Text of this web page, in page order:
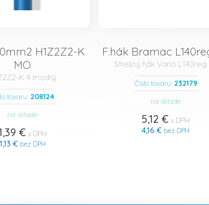
H1Z2Z2-K
MO
K 4 modrý
tovaru: 208124
na sklade
€s DPH
1,13 €bez DPH
F.hák Bramac
Strešný hák Vario L140reg.
Číslo tovaru: 232179
na sklade
5,12 € s DPH
4,16 € bez DPH